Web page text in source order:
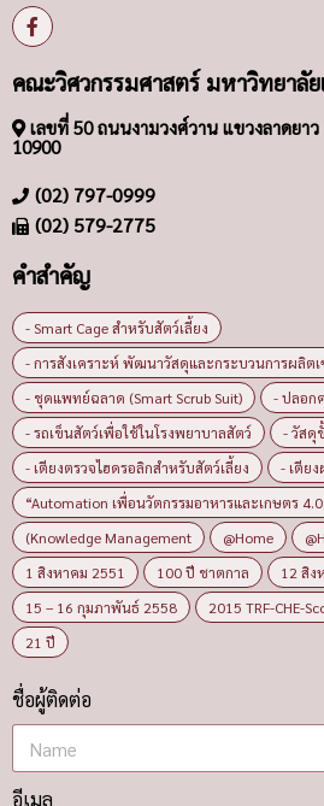
คณะวิศวกรรมศาสตร์ มหาวิทยาลั
เลขที่ 50 ถนนงามวงศ์วาน แขวงลาดยาว
10900
(02) 797-0999
(02) 579-2775
คำสำคัญ
- Smart Cage สำหรับสัตว์เลี้ยง
- การสังเคราะห์ พัฒนาวัสดุและกระบวนการผลิต
- ชุดแพทย์ฉลาด (Smart Scrub Suit)
- ปลอก
- รถเข็นสัตว์เพื่อใช้ในโรงพยาบาลสัตว์
- วัสดุ
- เตียงตรวจไฮดรอลิกสำหรับสัตว์เลี้ยง
- เตีย
“Automation เพื่อนวัตกรรมอาหารและเกษตร
(Knowledge Management
@Home
1 สิงหาคม 2551
100 ปี ชาตกาล
12 สิง
15 – 16 กุมภาพันธ์ 2558
2015 TRF-CHE-
21 ปี
ชื่อผู้ติดต่อ
อีเมล